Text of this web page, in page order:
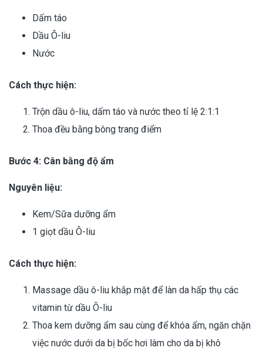
Dấm táo
Dầu Ô-liu
Nước
Cách thực hiện:
Trộn dầu ô-liu, dấm táo và nước theo tỉ lệ 2:1:1
Thoa đều bằng bông trang điểm
Bước 4: Cân bằng độ ẩm
Nguyên liệu:
Kem/Sữa dưỡng ẩm
1 giọt dầu Ô-liu
Cách thực hiện:
Massage dầu ô-liu khắp mặt để làn da hấp thụ các
vitamin từ dầu Ô-liu
Thoa kem dưỡng ẩm sau cùng để khóa ẩm, ngăn chặn
việc nước dưới da bị bốc hơi làm cho da bị khô